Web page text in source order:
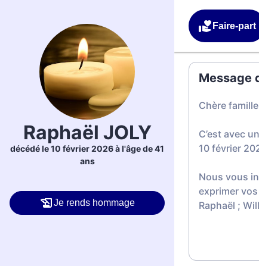
Raphaël JOLY
décédé le 10 février 2026 à l'âge de 41
ans
Je rends hommage
Faire-part
Message
Chère
C’est avec
10 février
Nous vous
exprimer
Raphaël ;